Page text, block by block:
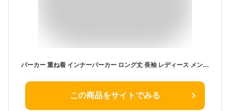
パーカー 重ね着 インナーパーカー ロング丈 長袖 レディース メンズ 柔らかい 綿100% コットン しっかり 丈夫 ストレッチ インナー 洗濯に強い トップス クレイジー アシメ 配色 リブ ボーダー 黒 ロングTシャツ 秋 冬 春 大人 カジュアル パティ PATY パティ
この商品をサイトでみる